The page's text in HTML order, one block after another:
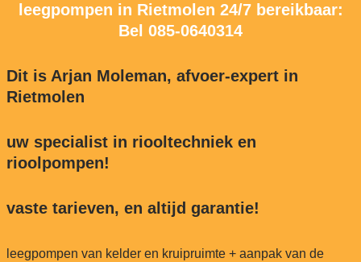
leegpompen in Rietmolen 24/7 bereikbaar:
Bel 085-0640314
Dit is Arjan Moleman, afvoer-expert in
Rietmolen
uw specialist in riooltechniek en
rioolpompen!
vaste tarieven, en altijd garantie!
leegpompen van kelder en kruipruimte + aanpak van de